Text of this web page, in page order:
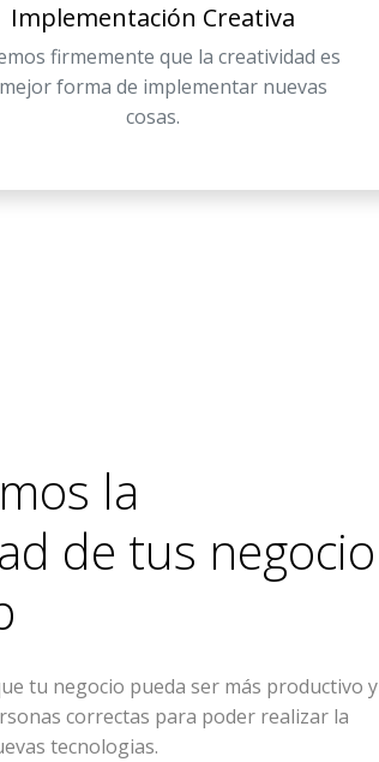
Implementación Creativa
firmemente que la creatividad es
forma de implementar nuevas
cosas.
la
de tus negocio
tu negocio pueda ser más productivo y
correctas para poder realizar la
tecnologias.